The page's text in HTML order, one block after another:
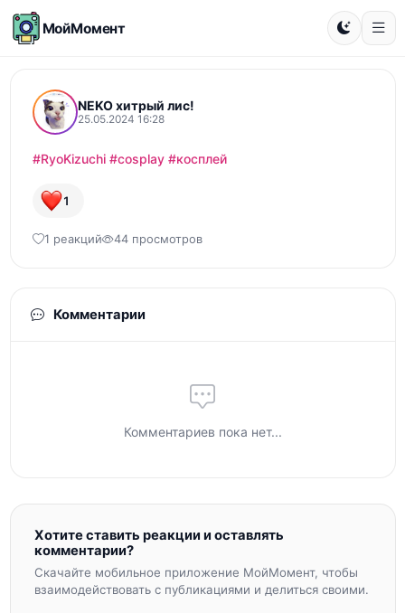
МойМомент
NEKO хитрый лис!
25.05.2024 16:28
#RyoKizuchi #cosplay #косплей
1
1 реакций 44 просмотров
Комментарии
Комментариев пока нет...
Хотите ставить реакции и оставлять
комментарии?
Скачайте мобильное приложение МойМомент, чтобы
взаимодействовать с публикациями и делиться своими.